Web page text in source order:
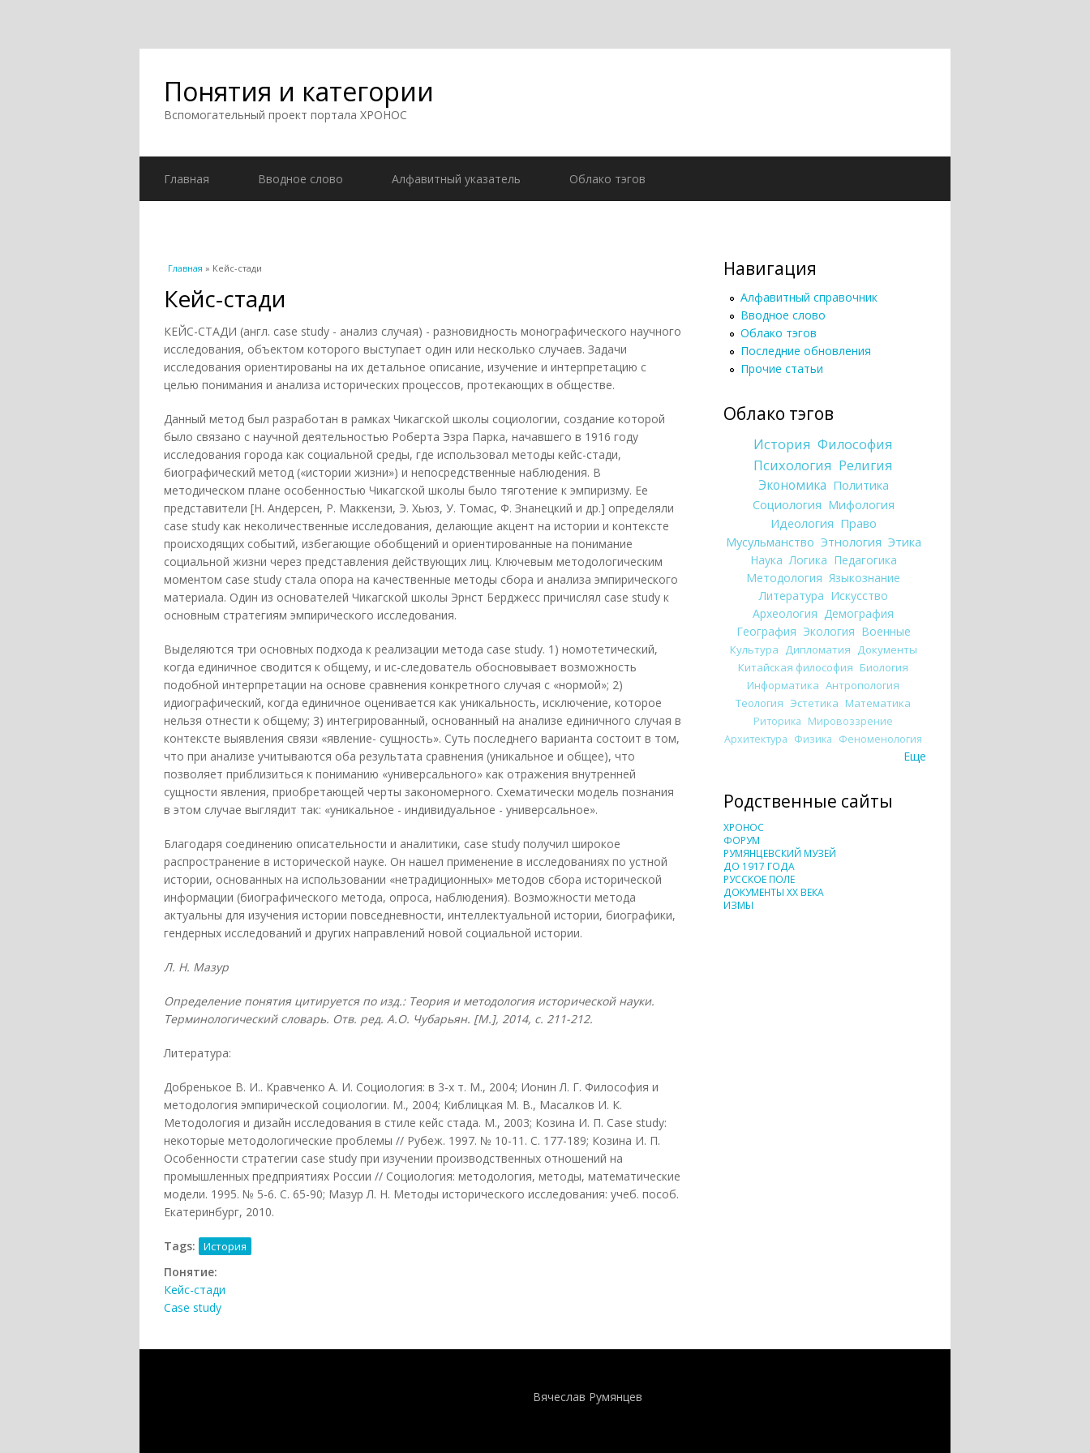
Понятия и категории
Вспомогательный проект портала ХРОНОС
Главная Вводное слово Алфавитный указатель Облако тэгов
Вы здесь
Главная » Кейс-стади
Кейс-стади
КЕЙС-СТАДИ (англ. case study - анализ случая) - разновидность монографического научного
исследования, объектом которого выступает один или несколько случаев. Задачи
исследования ориентированы на их детальное описание, изучение и интерпретацию с
целью понимания и анализа исторических процессов, протекающих в обществе.
Данный метод был разработан в рамках Чикагской школы социологии, создание которой
было связано с научной деятельностью Роберта Эзра Парка, начавшего в 1916 году
исследования города как социальной среды, где использовал методы кейс-стади,
биографический метод («истории жизни») и непосредственные наблюдения. В
методическом плане особенностью Чикагской школы было тяготение к эмпиризму. Ее
представители [Н. Андерсен, Р. Маккензи, Э. Хьюз, У. Томас, Ф. Знанецкий и др.] определяли
case study как неколичественные исследования, делающие акцент на истории и контексте
происходящих событий, избегающие обобщений и ориентированные на понимание
социальной жизни через представления действующих лиц. Ключевым методологическим
моментом case study стала опора на качественные методы сбора и анализа эмпирического
материала. Один из основателей Чикагской школы Эрнст Берджесс причислял case study к
основным стратегиям эмпирического исследования.
Выделяются три основных подхода к реализации метода case study. 1) номотетический,
когда единичное сводится к общему, и ис-следователь обосновывает возможность
подобной интерпретации на основе сравнения конкретного случая с «нормой»; 2)
идиографический, когда единичное оценивается как уникальность, исключение, которое
нельзя отнести к общему; 3) интегрированный, основанный на анализе единичного случая в
контексте выявления связи «явление- сущность». Суть последнего варианта состоит в том,
что при анализе учитываются оба результата сравнения (уникальное и общее), что
позволяет приблизиться к пониманию «универсального» как отражения внутренней
сущности явления, приобретающей черты закономерного. Схематически модель познания
в этом случае выглядит так: «уникальное - индивидуальное - универсальное».
Благодаря соединению описательности и аналитики, case study получил широкое
распространение в исторической науке. Он нашел применение в исследованиях по устной
истории, основанных на использовании «нетрадиционных» методов сбора исторической
информации (биографического метода, опроса, наблюдения). Возможности метода
актуальны для изучения истории повседневности, интеллектуальной истории, биографики,
гендерных исследований и других направлений новой социальной истории.
Л. Н. Мазур
Определение понятия цитируется по изд.: Теория и методология исторической науки.
Терминологический словарь. Отв. ред. А.О. Чубарьян. [М.], 2014, с. 211-212.
Литература:
Добренькое В. И.. Кравченко А. И. Социология: в 3-х т. М., 2004; Ионин Л. Г. Философия и
методология эмпирической социологии. М., 2004; Киблицкая М. В., Масалков И. К.
Методология и дизайн исследования в стиле кейс стада. М., 2003; Козина И. П. Case study:
некоторые методологические проблемы // Рубеж. 1997. № 10-11. С. 177-189; Козина И. П.
Особенности стратегии case study при изучении производственных отношений на
промышленных предприятиях России // Социология: методология, методы, математические
модели. 1995. № 5-6. С. 65-90; Мазур Л. Н. Методы исторического исследования: учеб. пособ.
Екатеринбург, 2010.
Tags: История
Понятие:
Кейс-стади
Case study
Навигация
Алфавитный справочник
Вводное слово
Облако тэгов
Последние обновления
Прочие статьи
Облако тэгов
История Философия
Психология Религия
Экономика Политика
Социология Мифология
Идеология Право
Мусульманство Этнология Этика
Наука Логика Педагогика
Методология Языкознание
Литература Искусство
Археология Демография
География Экология Военные
Культура Дипломатия Документы
Китайская философия Биология
Информатика Антропология
Теология Эстетика Математика
Риторика Мировоззрение
Архитектура Физика Феноменология
Еще
Родственные сайты
ХРОНОС
ФОРУМ
РУМЯНЦЕВСКИЙ МУЗЕЙ
ДО 1917 ГОДА
РУССКОЕ ПОЛЕ
ДОКУМЕНТЫ XX ВЕКА
ИЗМЫ
Вячеслав Румянцев